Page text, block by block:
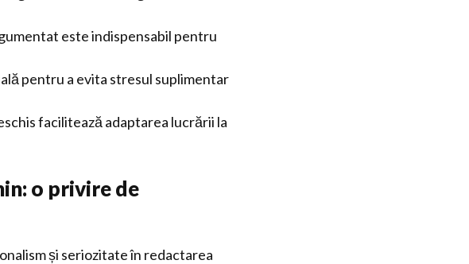
este indispensabil pentru
pentru a evita stresul suplimentar
facilitează adaptarea lucrării la
o privire de
și seriozitate în redactarea